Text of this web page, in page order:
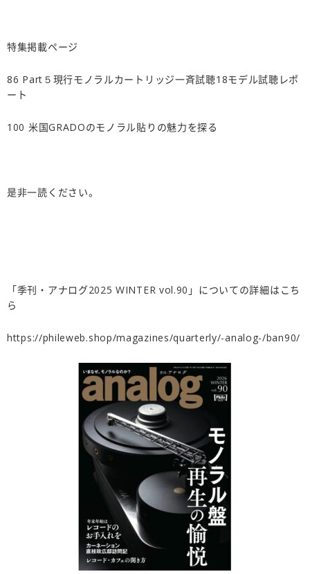
特集掲載ページ
86 Part５現行モノラルカートリッジ一斉試聴18モデル試聴レポ
ート
100 米国GRADOのモノラル貼りの魅力を探る
是非一読ください。
「季刊・アナログ2025 WINTER vol.90」についての詳細はこち
ら
https://phileweb.shop/magazines/quarterly/-analog-/ban90/